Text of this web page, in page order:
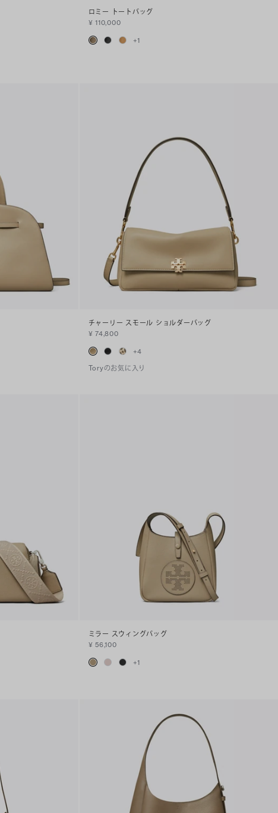
ロミー トートバッグ
¥ 110,000
+1
チャーリー スモール ショルダーバッグ
¥ 74,800
+4
Toryのお気に入り
ミラー スウィングバッグ
¥ 56,100
+1